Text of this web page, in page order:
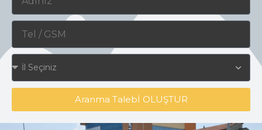
Aranma Talebİ OLUŞTUR